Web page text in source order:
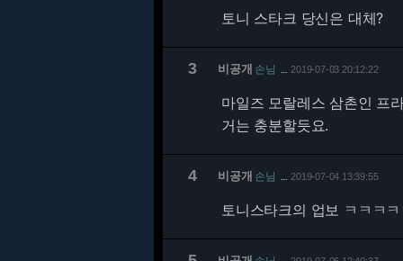
토니 스타크 당신은 대체?
3 비공개 손님 2019-07-03 20:12:22
마일즈 모랄레스 삼촌인 프
거는 충분할듯요.
4 비공개 손님 2019-07-04 13:39:55
토니스타크의 업보 ㅋㅋㅋ